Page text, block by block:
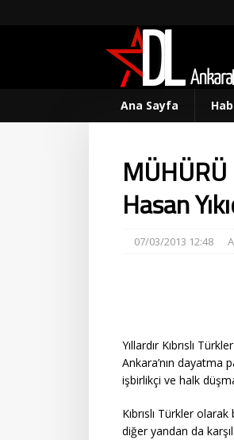
Ana Sayfa
Hasan
07/03/2013 12:48
Yıllardır Kıbrıslı
Ankara’nın dayatma
işbirlikçi ve halk
Kıbrıslı Türkler
diğer yandan da